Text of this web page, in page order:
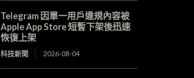
Telegram 因單一用戶違規內容被
Apple App Store 短暫下架後迅速
恢復上架
科技新聞 2026-08-04